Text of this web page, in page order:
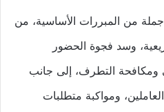
من المبررات الأساسية، من
وسد فجوة الحضور
ومكافحة التطرف، إلى جانب
ومواكبة متطلبات